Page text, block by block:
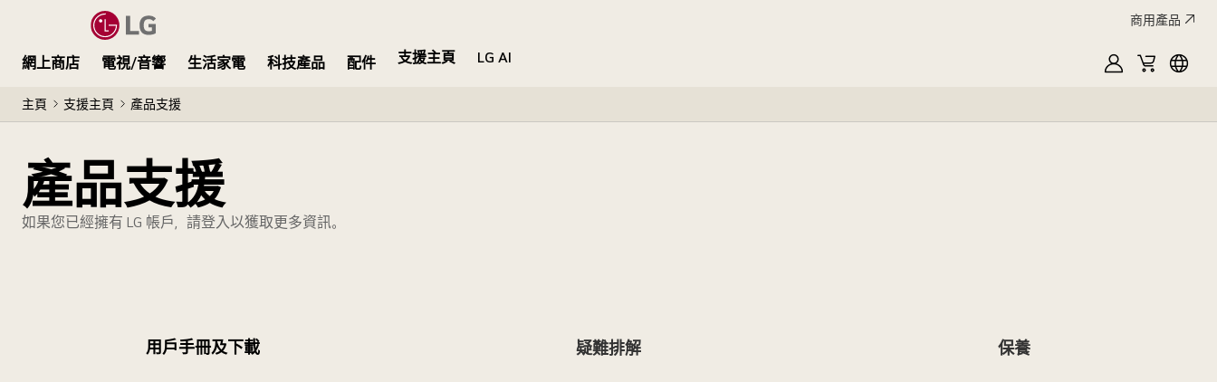
商用產品
網上商店 電視/音響 生活家電 科技產品 配件 支援主頁
LG AI
MyLG購
主頁 支援主頁 產品支援
產品支援
如果您已經擁有 LG 帳戶，請登入以獲取更多資訊。
用戶手冊及下載 疑難排解 保養